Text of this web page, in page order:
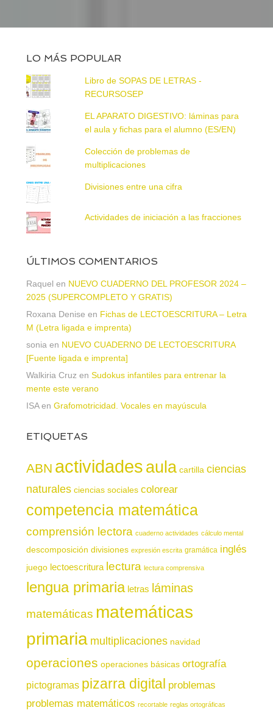
LO MÁS POPULAR
Libro de SOPAS DE LETRAS -
RECURSOSEP
EL APARATO DIGESTIVO: láminas para
el aula y fichas para el alumno (ES/EN)
Colección de problemas de
multiplicaciones
Divisiones entre una cifra
Actividades de iniciación a las fracciones
ÚLTIMOS COMENTARIOS
Raquel en NUEVO CUADERNO DEL PROFESOR 2024 –
2025 (SUPERCOMPLETO Y GRATIS)
Roxana Denise en Fichas de LECTOESCRITURA – Letra
M (Letra ligada e imprenta)
sonia en NUEVO CUADERNO DE LECTOESCRITURA
[Fuente ligada e imprenta]
Walkiria Cruz en Sudokus infantiles para entrenar la
mente este verano
ISAen Grafomotricidad. Vocales en mayúscula
ETIQUETAS
ABN actividadesaula cartilla ciencias
naturales ciencias sociales colorear
competencia matemática
comprensión lectora cuaderno actividades cálculo mental
descomposición divisiones expresión escrita gramática inglés
juego lectoescritura lectura lectura comprensiva
lengua primaria letras láminas
matemáticas matemáticas
primaria multiplicaciones navidad
operaciones operaciones básicas ortografía
pictogramas pizarra digital problemas
problemas matemáticos recortable reglas ortográficas